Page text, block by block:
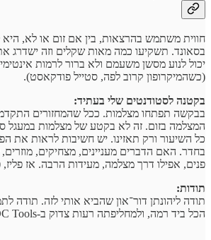
חווית משתמש בהרצאות, בין אם זום או לא, היא
בסאונד. תשקיעו כמה מאות שקלים וזה ישדרג
(כשהמיקרופון קרוב לפה, סטייל פודקאסט).
בקטנה לסטודנטים שלי בעתיד:
בבקשה תפתחו מצלמות. ככל שהמחזורים
המצלמה בזום. זה לא בקטע של מצלמות במעגל
כל השיעור ורק תאזינו. יש חשיבות לראות את
בחדר. האם הדברים מעניינים, מצחיקים,
פנים, אפילו דרך מצלמה, מעידות הרבה. אז
תודות:
תודה ליהונתן דור־און שהביא אותי לזה. תודה
הכל ביד רמה, ולמחליפתה רעות צדוק ב-IDC Tools. היה לי תענוג אמיתי.